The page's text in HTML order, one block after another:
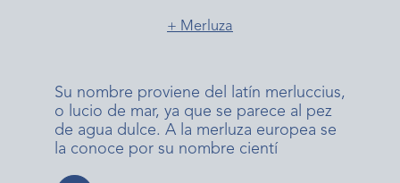
+ Merluza
Su nombre proviene del latín merluccius,
o lucio de mar, ya que se parece al pez
de agua dulce. A la merluza europea se
la conoce por su nombre cientí